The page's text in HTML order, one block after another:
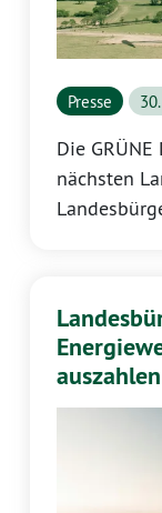
Presse
Die
nächsten
profitieren.
Rheinland-
auszahlen